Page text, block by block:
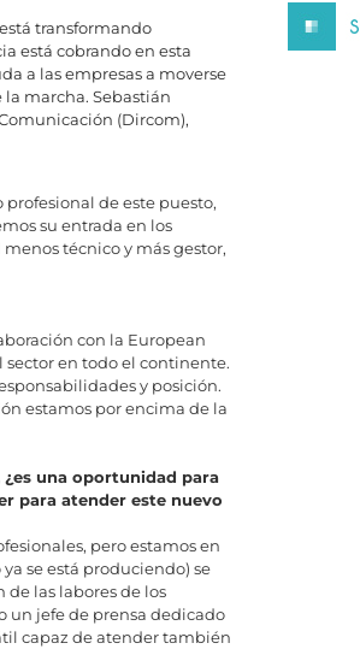
transformando
está cobrando en esta
a las empresas a moverse
la marcha. Sebastián
(Dircom),
de este puesto,
su entrada en los
técnico y más gestor,
con la European
sector en todo el continente.
y posición.
estamos por encima de la
una oportunidad para
para atender este nuevo
pero estamos en
se está produciendo) se
las labores de los
un jefe de prensa dedicado
capaz de atender también